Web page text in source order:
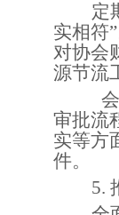
定
实相符
对协会
源节流
审批流
实等方
件。
5.